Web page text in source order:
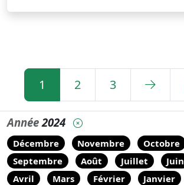
1 2 3
Année2024
Décembre Novembre
Octobre
Septembre
Août Juillet Juin
Avril
Mars Février Janvier